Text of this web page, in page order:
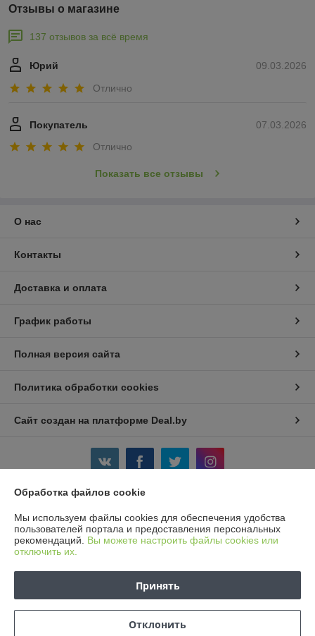
Отзывы о магазине
137 отзывов за всё время
09.03.2026
Юрий
Отлично
07.03.2026
Покупатель
Отлично
Показать все отзывы
О нас
Контакты
Доставка и оплата
График работы
Полная версия сайта
Политика обработки cookies
Сайт создан на платформе Deal.by
Информация для покупателя
Юридическое лицо:Частное предприятие «Ваш добрый друг»
г. Минск, ул. Кунцевщина, 29-90
Регистрационный номер ЕГР: 191369699
Регистрационный орган: Минский горисполком
Обработка файлов cookie
Мы используем файлы cookies для обеспечения удобства
пользователей портала и предоставления персональных
рекомендаций. Вы можете настроить файлы cookies или
отключить их.
Принять
Отклонить